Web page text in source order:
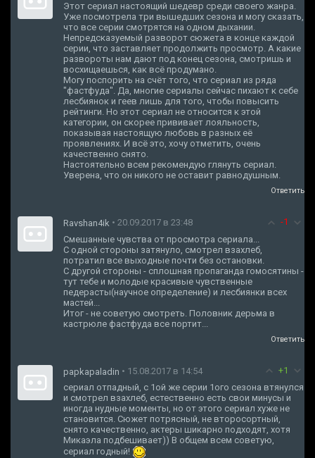
Этот сериал настоящий шедевр среди своего жанра.
Уже посмотрела три вышедших сезона и могу сказать,
что все серии смотрятся на одном дыхании.
Непредсказуемый разворот сюжета в конце каждой
серии, что заставляет продолжить просмотр. А какие
развороты нам дают под конец сезона, смотришь и
восхищаешься, как всё продумано.
Могу поспорить на счёт того, что сериал из ряда
"фастфуда". Да, многие сериалы сейчас пихают к себе
лесбиянок и геев лишь для того, чтобы повысить
рейтинги. Но этот сериал не относится к этой
категории, он скорее прививает лояльность,
показывая настоящую любовь в разных её
проявлениях. И всё это, хочу отметить, очень
качественно снято.
Настоятельно всем рекомендую глянуть сериал.
Уверена, что он никого не оставит равнодушным.
Ответить
-1
Ravshan4ik • 20.09.2017 в 23:48
Смешанные чувства от просмотра сериала...
С одной стороны затянуло, смотрел взахлеб,
потратил все выходные почти без остановки.
С другой стороны - сплошная пропаганда гомосятины -
тут тебе и молодые красивые чувственные
педерасты(научное определение) и лесбиянки всех
мастей...
Итог - не советую смотреть. Половник дерьма в
кастрюле фастфуда все портит...
Ответить
+1
papkapaladin • 15.08.2017 в 14:54
сериал отпадный, с 1ой же серии 1ого сезона втянулся
и смотрел взахлеб, естественно есть свои минусы и
иногда нудные моменты, но от этого сериал хуже не
становится. Сюжет потрясный, не второсортный,
снято качественно, актеры шикарно подходят, хотя
Микаэла подбешивает)) В общем всем советую,
сериал годный!